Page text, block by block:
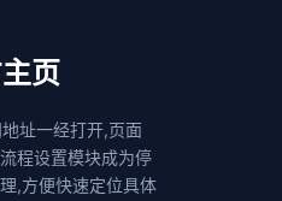
页
址一经打开,页面
程设置模块成为停
,方便快速定位具体